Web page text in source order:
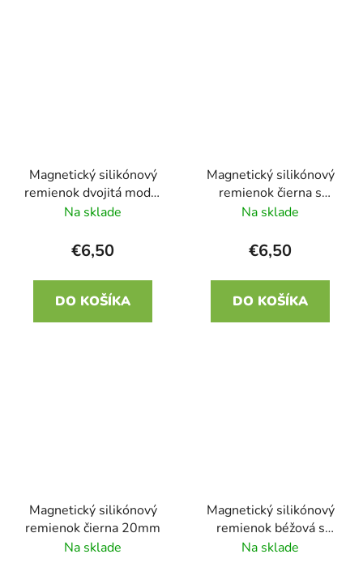
Magnetický silikónový
remienok dvojitá modrá
20mm
Na sklade
€6,50
DO KOŠÍKA
Magnetický silikónový
remienok čierna s
oranžovou 20mm
Na sklade
€6,50
DO KOŠÍKA
Magnetický silikónový
remienok čierna 20mm
Na sklade
Magnetický silikónový
remienok béžová s
oranžovou 20mm
Na sklade